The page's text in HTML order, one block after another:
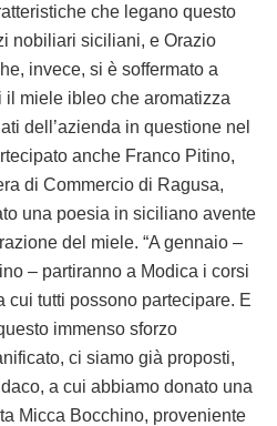
che legano questo
nobiliari siciliani, e Orazio
invece, si è soffermato a
miele ibleo che aromatizza
dell’azienda in questione nel
anche Franco Pitino,
di Commercio di Ragusa,
una poesia in siciliano avente
del miele. “A gennaio –
– partiranno a Modica i corsi
cui tutti possono partecipare. E
immenso sforzo
ci siamo già proposti,
a cui abbiamo donato una
Micca Bocchino, proveniente